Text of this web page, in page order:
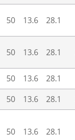
50 13.6 28.1
50 13.6 28.1
50 13.6 28.1
50 13.6 28.1
50 13.6 28.1